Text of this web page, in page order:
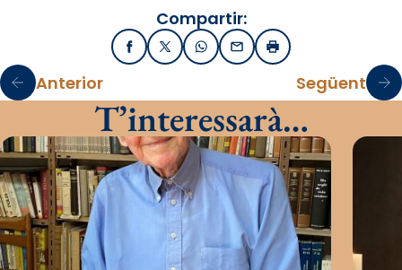
Compartir:
FacebookX / TwitterWhatsApp
EmailImprimir
Anterior Següent
T’interessarà…